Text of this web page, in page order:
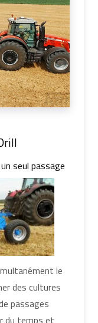
seul passage
le
des cultures
passages
du temps et